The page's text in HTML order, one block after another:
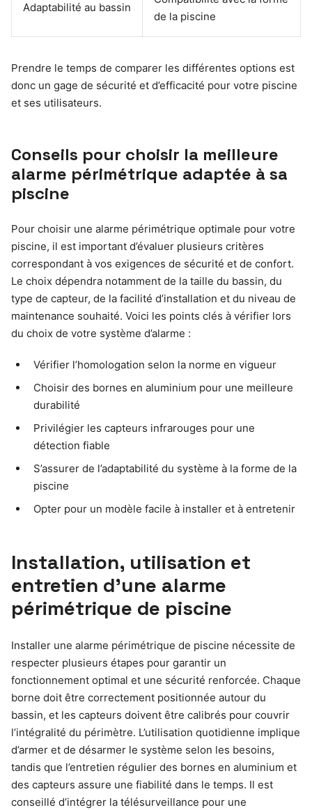
Adaptabilité au bassin
de la piscine
Prendre le temps de comparer les différentes options est
donc un gage de sécurité et d’efficacité pour votre piscine
et ses utilisateurs.
Conseils pour choisir la meilleure
alarme périmétrique adaptée à sa
piscine
Pour choisir une alarme périmétrique optimale pour votre
piscine, il est important d’évaluer plusieurs critères
correspondant à vos exigences de sécurité et de confort.
Le choix dépendra notamment de la taille du bassin, du
type de capteur, de la facilité d’installation et du niveau de
maintenance souhaité. Voici les points clés à vérifier lors
du choix de votre système d’alarme :
Vérifier l’homologation selon la norme en vigueur
Choisir des bornes en aluminium pour une meilleure
durabilité
Privilégier les capteurs infrarouges pour une
détection fiable
S’assurer de l’adaptabilité du système à la forme de la
piscine
Opter pour un modèle facile à installer et à entretenir
Installation, utilisation et
entretien d’une alarme
périmétrique de piscine
Installer une alarme périmétrique de piscine nécessite de
respecter plusieurs étapes pour garantir un
fonctionnement optimal et une sécurité renforcée. Chaque
borne doit être correctement positionnée autour du
bassin, et les capteurs doivent être calibrés pour couvrir
l’intégralité du périmètre. L’utilisation quotidienne implique
d’armer et de désarmer le système selon les besoins,
tandis que l’entretien régulier des bornes en aluminium et
des capteurs assure une fiabilité dans le temps. Il est
conseillé d’intégrer la télésurveillance pour une